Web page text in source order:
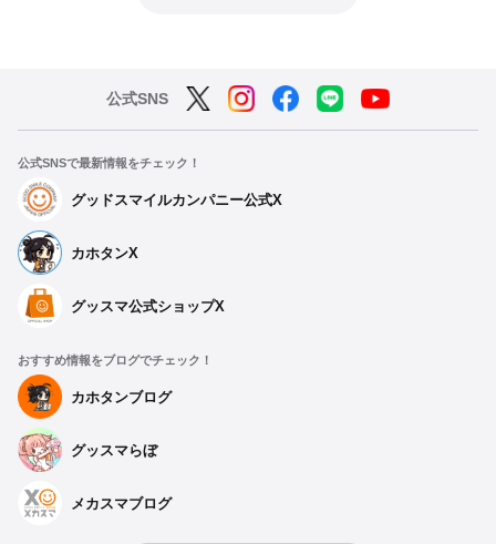
公式SNS
公式SNSで最新情報をチェック！
グッドスマイルカンパニー公式X
カホタンX
グッスマ公式ショップX
おすすめ情報をブログでチェック！
カホタンブログ
グッスマらぼ
メカスマブログ